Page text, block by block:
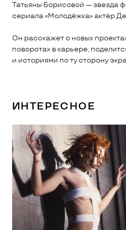
Татьяны Борисовой — звезда
сериала «Молодёжка» актёр
Он расскажет о новых
поворотах в карьере,
и историями по ту сторону
ИНТЕРЕСНОЕ